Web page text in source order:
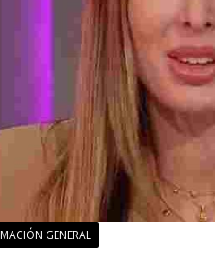
GENERAL